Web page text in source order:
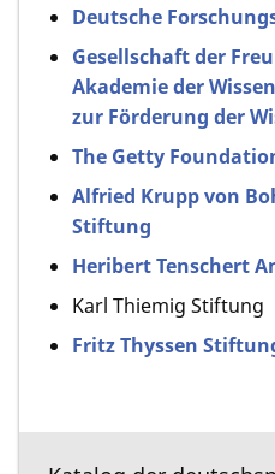
Deutsche
Gesellschaft der
Akademie der
zur Förderung der
The Getty
Alfried Krupp von
Stiftung
Heribert Tenschert
Karl Thiemig Stiftung
Fritz Thyssen